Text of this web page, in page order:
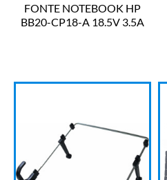
FONTE NOTEBOOK HP
BB20-CP18-A 18.5V 3.5A